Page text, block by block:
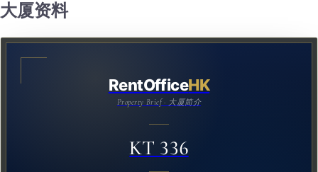
大厦资料
RentOfficeHK
Property Brief · 大厦简介
KT 336